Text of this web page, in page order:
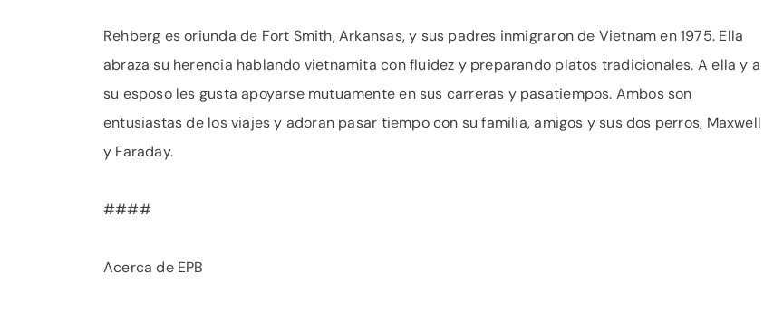
Rehberg es oriunda de Fort Smith, Arkansas, y sus padres inmigraron de Vietnam en 1975. Ella
abraza su herencia hablando vietnamita con fluidez y preparando platos tradicionales. A ella y a
su esposo les gusta apoyarse mutuamente en sus carreras y pasatiempos. Ambos son
entusiastas de los viajes y adoran pasar tiempo con su familia, amigos y sus dos perros, Maxwell
y Faraday.
####
Acerca de EPB